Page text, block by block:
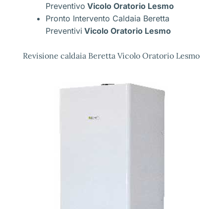
Preventivo Vicolo Oratorio Lesmo
Pronto Intervento Caldaia Beretta
Preventivi Vicolo Oratorio Lesmo
Revisione caldaia Beretta Vicolo Oratorio Lesmo